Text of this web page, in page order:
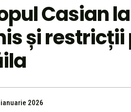
Casian
și restricții
2026